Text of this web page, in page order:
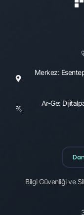
Merkez:
Ar-Ge:
Bilgi Güvenliği ve